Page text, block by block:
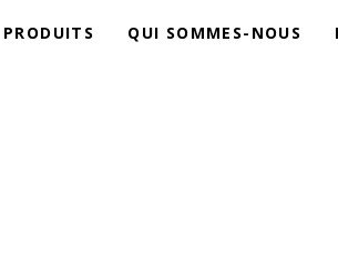
PRODUITS QUI SOMMES-NOUS